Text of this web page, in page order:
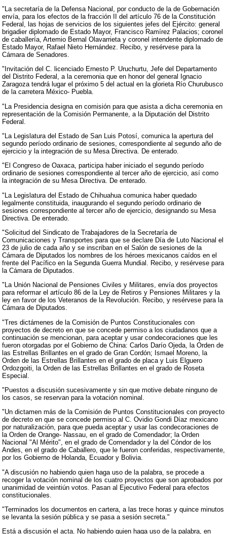
"La secretaría de la Defensa Nacional, por conducto de la de Gobernación
envía, para los efectos de la fracción II del artículo 76 de la Constitución
Federal, las hojas de servicios de los siguientes jefes del Ejército: general
brigadier diplomado de Estado Mayor, Francisco Ramírez Palacios; coronel
de caballería, Artemio Bernal Olavarrieta y coronel intendente diplomado de
Estado Mayor, Rafael Nieto Hernández. Recibo, y resérvese para la
Cámara de Senadores.
"Invitación del C. licenciado Ernesto P. Uruchurtu, Jefe del Departamento
del Distrito Federal, a la ceremonia que en honor del general Ignacio
Zaragoza tendrá lugar el próximo 5 del actual en la glorieta Río Churubusco
de la carretera México- Puebla.
"La Presidencia designa en comisión para que asista a dicha ceremonia en
representación de la Comisión Permanente, a la Diputación del Distrito
Federal.
"La Legislatura del Estado de San Luis Potosí, comunica la apertura del
segundo período ordinario de sesiones, correspondiente al segundo año de
ejercicio y la integración de su Mesa Directiva. De enterado.
"El Congreso de Oaxaca, participa haber iniciado el segundo período
ordinario de sesiones correspondiente al tercer año de ejercicio, así como
la integración de su Mesa Directiva. De enterado.
"La Legislatura del Estado de Chihuahua comunica haber quedado
legalmente constituida, inaugurando el segundo período ordinario de
sesiones correspondiente al tercer año de ejercicio, designando su Mesa
Directiva. De enterado.
"Solicitud del Sindicato de Trabajadores de la Secretaría de
Comunicaciones y Transportes para que se declare Día de Luto Nacional el
23 de julio de cada año y se inscriban en el Salón de sesiones de la
Cámara de Diputados los nombres de los héroes mexicanos caídos en el
frente del Pacífico en la Segunda Guerra Mundial. Recibo, y resérvese para
la Cámara de Diputados.
"La Unión Nacional de Pensiones Civiles y Militares, envía dos proyectos
para reformar el artículo 86 de la Ley de Retiros y Pensiones Militares y la
ley en favor de los Veteranos de la Revolución. Recibo, y resérvese para la
Cámara de Diputados.
"Tres dictámenes de la Comisión de Puntos Constitucionales con
proyectos de decreto en que se concede permiso a los ciudadanos que a
continuación se mencionan, para aceptar y usar condecoraciones que les
fueron otorgadas por el Gobierno de China: Carlos Darío Ojeda, la Orden de
las Estrellas Brillantes en el grado de Gran Cordón; Ismael Moreno, la
Orden de las Estrellas Brillantes en el grado de placa y Luis Elguero
Ordozgoiti, la Orden de las Estrellas Brillantes en el grado de Roseta
Especial.
"Puestos a discusión sucesivamente y sin que motive debate ninguno de
los casos, se reservan para la votación nominal.
"Un dictamen más de la Comisión de Puntos Constitucionales con proyecto
de decreto en que se concede permiso al C. Ovidio Gondi Díaz mexicano
por naturalización, para que pueda aceptar y usar las condecoraciones de
la Orden de Orange- Nassau, en el grado de Comendador; la Orden
Nacional "Al Mérito", en el grado de Comendador y la del Cóndor de los
Andes, en el grado de Caballero, que le fueron conferidas, respectivamente,
por los Gobierno de Holanda, Ecuador y Bolivia.
"A discusión no habiendo quien haga uso de la palabra, se procede a
recoger la votación nominal de los cuatro proyectos que son aprobados por
unanimidad de veintiún votos. Pasan al Ejecutivo Federal para efectos
constitucionales.
"Terminados los documentos en cartera, a las trece horas y quince minutos
se levanta la sesión pública y se pasa a sesión secreta."
Está a discusión el acta. No habiendo quien haga uso de la palabra, en